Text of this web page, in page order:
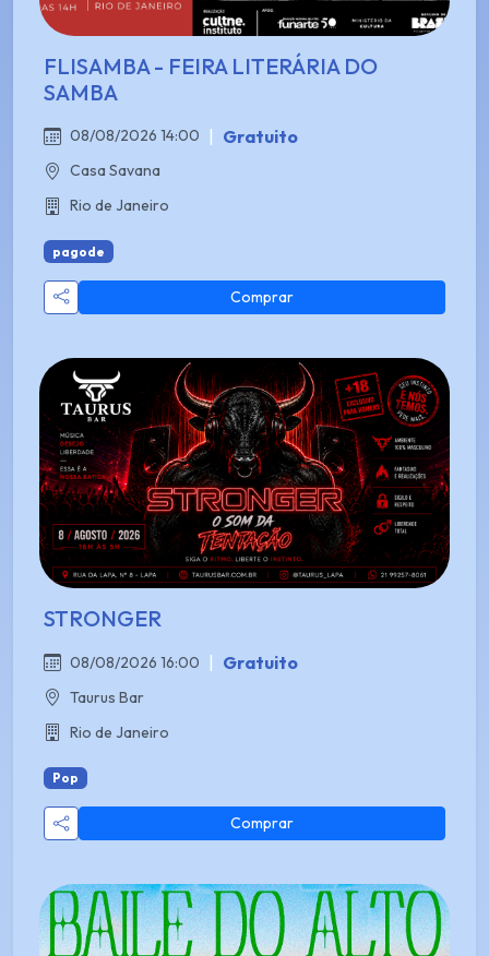
FLISAMBA - FEIRA LITERÁRIA DO
SAMBA
08/08/2026 14:00 | Gratuito
Casa Savana
Rio de Janeiro
pagode
Comprar
STRONGER
08/08/2026 16:00 Gratuito
Taurus Bar
Rio de Janeiro
Pop
Comprar